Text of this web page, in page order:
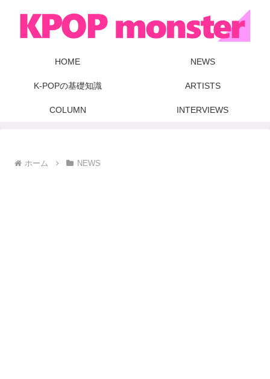
HOME NEWS
K-POPの基礎知識 ARTISTS
COLUMN INTERVIEWS
ホーム NEWS